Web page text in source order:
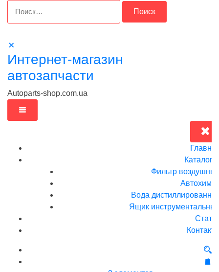
Интернет-магазин
автозапчасти
Autoparts-shop.com.ua
Каталог
Фильтр
Вода
Ящик